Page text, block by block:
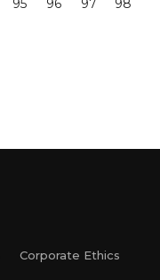
95 96 97
98
Corporate Ethics